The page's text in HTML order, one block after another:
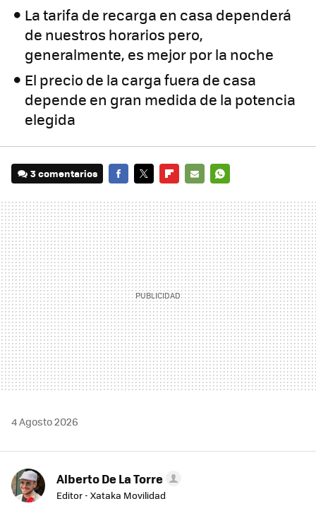
La tarifa de recarga en casa dependerá
de nuestros horarios pero,
generalmente, es mejor por la noche
El precio de la carga fuera de casa
depende en gran medida de la potencia
elegida
3 comentarios
MAIL
4 Agosto 2026
Alberto De La Torre
Editor - Xataka Movilidad